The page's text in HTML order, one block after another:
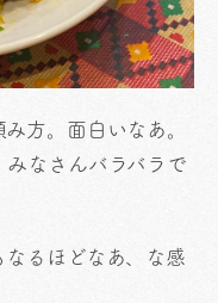
方。面白いなあ。
なさんバラバラで
なるほどなあ、な感